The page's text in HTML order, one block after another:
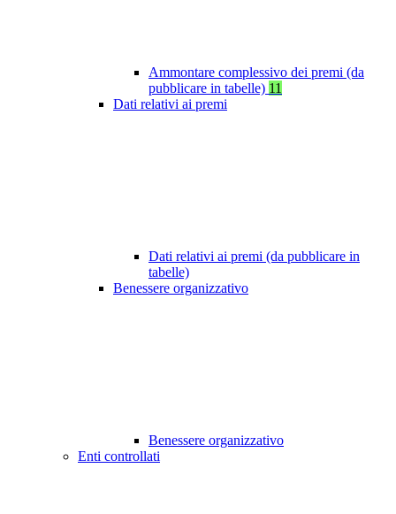
Ammontare complessivo dei premi (da
pubblicare in tabelle) 11
Dati relativi ai premi
Dati relativi ai premi (da pubblicare in
tabelle)
Benessere organizzativo
Benessere organizzativo
Enti controllati